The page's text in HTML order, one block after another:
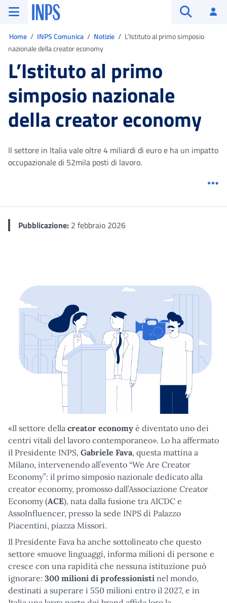
Vai al menu principale
Vai al contenuto principale
Vai al pie' di pagina
INPS ()
Home INPS Comunica Notizie
L’Istituto al primo simposio
nazionale della creator economy
L’Istituto al primo
simposio nazionale
della creator economy
Il settore in Italia vale oltre 4 miliardi di euro e ha un impatto
occupazionale di 52mila posti di lavoro.
Pubblicazione: 2 febbraio 2026
«Il settore della creator economy è diventato uno dei
centri vitali del lavoro contemporaneo». Lo ha affermato
il Presidente INPS, Gabriele Fava, questa mattina a
Milano, intervenendo all’evento “We Are Creator
Economy”: il primo simposio nazionale dedicato alla
creator economy, promosso dall’Associazione Creator
Economy (ACE), nata dalla fusione tra AICDC e
AssoInfluencer, presso la sede INPS di Palazzo
Piacentini, piazza Missori.
Il Presidente Fava ha anche sottolineato che questo
settore «muove linguaggi, informa milioni di persone e
cresce con una rapidità che nessuna istituzione può
ignorare: 300 milioni di professionisti nel mondo,
destinati a superare i 550 milioni entro il 2027, e in